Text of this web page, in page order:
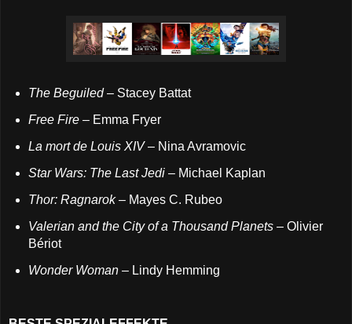
The Beguiled– Stacey Battat
Free Fire – Emma Fryer
La mort de Louis XIV– Nina Avramovic
Star Wars: The Last Jedi – Michael Kaplan
Thor: Ragnarok– Mayes C. Rubeo
Valerian and the City of a Thousand Planets – Olivier
Bériot
Wonder Woman – Lindy Hemming